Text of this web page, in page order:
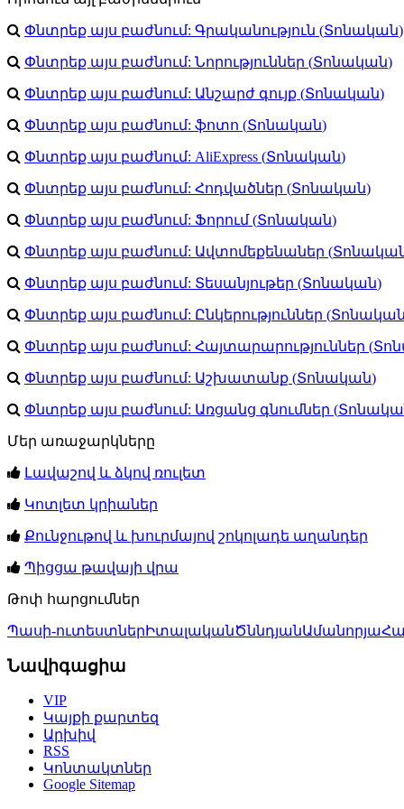
Փնտրեք այս բաժնում: Գրականություն (Տոնական)
Փնտրեք այս բաժնում: Նորություններ (Տոնական)
Փնտրեք այս բաժնում: Անշարժ գույք (Տոնական)
Փնտրեք այս բաժնում: ֆոտո (Տոնական)
Փնտրեք այս բաժնում: AliExpress (Տոնական)
Փնտրեք այս բաժնում: Հոդվածներ (Տոնական)
Փնտրեք այս բաժնում: Ֆորում(Տոնական)
Փնտրեք այս բաժնում: Ավտոմեքենաներ (
Փնտրեք այս բաժնում: Տեսանյութեր (Տոնական)
Փնտրեք այս բաժնում: Ընկերություններ (Տոնական
Փնտրեք այս բաժնում: Հայտարարություններ (
Փնտրեք այս բաժնում: Աշխատանք (Տոնական)
Փնտրեք այս բաժնում: Առցանց գնումներ (
Մեր առաջարկները
Լավաշով և ձկով ռուլետ
Կոտլետ կրիաներ
Քունջութով և խուրմայով շոկոլադե աղանդեր
Պիցցա թավայի վրա
Թոփ հարցումներ
Պասի-ուտեստներԻտալականԾննդյանԱմանորյա
Նավիգացիա
VIP
Կայքի քարտեզ
Արխիվ
RSS
Կոնտակտներ
Google Sitemap